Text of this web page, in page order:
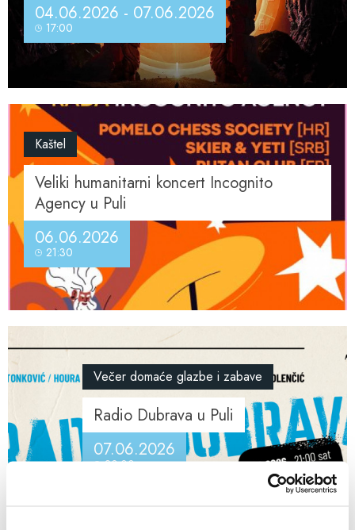
04.06.2026 - 07.06.2026
17:00
Kaštel
Veliki humanitarni koncert Incognito
Agency u Puli
06.06.2026
21:30
Večer domaće glazbe i zabave
Radio Dubrava u Puli
07.06.2026
20:00